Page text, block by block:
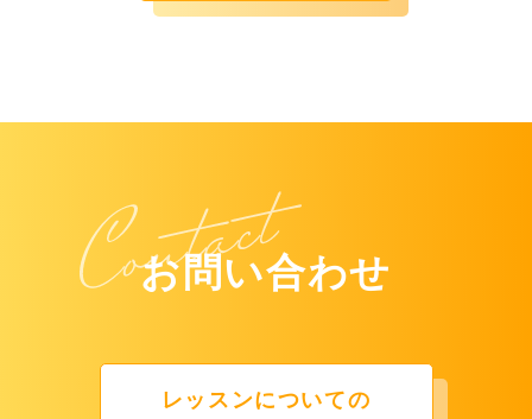
お問い合わせ
レッスンについての